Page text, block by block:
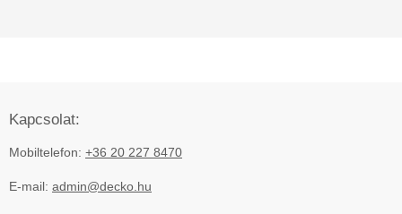
Kapcsolat:
Mobiltelefon: +36 20 227 8470
E-mail: admin@decko.hu